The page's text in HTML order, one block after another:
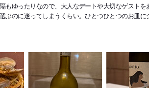
もゆったりなので、大人なデートや大切なゲスト
ぶのに迷ってしまうくらい。ひとつひとつのお皿